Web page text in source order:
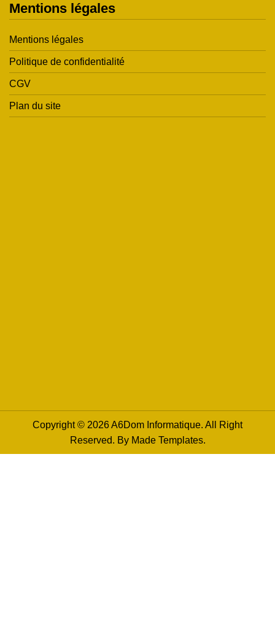
Mentions légales
Mentions légales
Politique de confidentialité
CGV
Plan du site
Copyright © 2026 A6Dom Informatique. All Right
Reserved. By Made Templates.